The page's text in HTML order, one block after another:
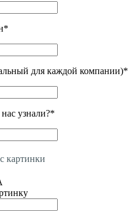
*
для каждой компании)*
узнали?*
картинки